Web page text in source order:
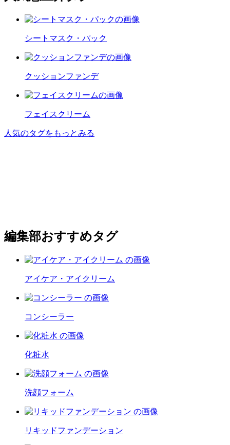
シートマスク・パック
クッションファンデ
フェイスクリーム
人気のタグをもっとみる
編集部おすすめタグ
アイケア・アイクリーム
コンシーラー
化粧水
洗顔フォーム
リキッドファンデーション